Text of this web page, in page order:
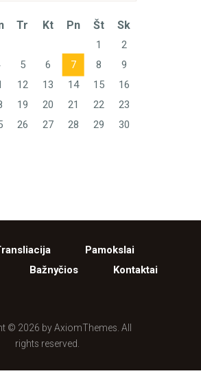
Tr Kt Pn Št Sk
1
2
5 6 7 8
9
12 13 14 15
16
19 20 21 22
23
26 27 28 29
30
Pamokslai
Bažnyčios Kontaktai
© 2026 by AxiomThemes. All
rights reserved.